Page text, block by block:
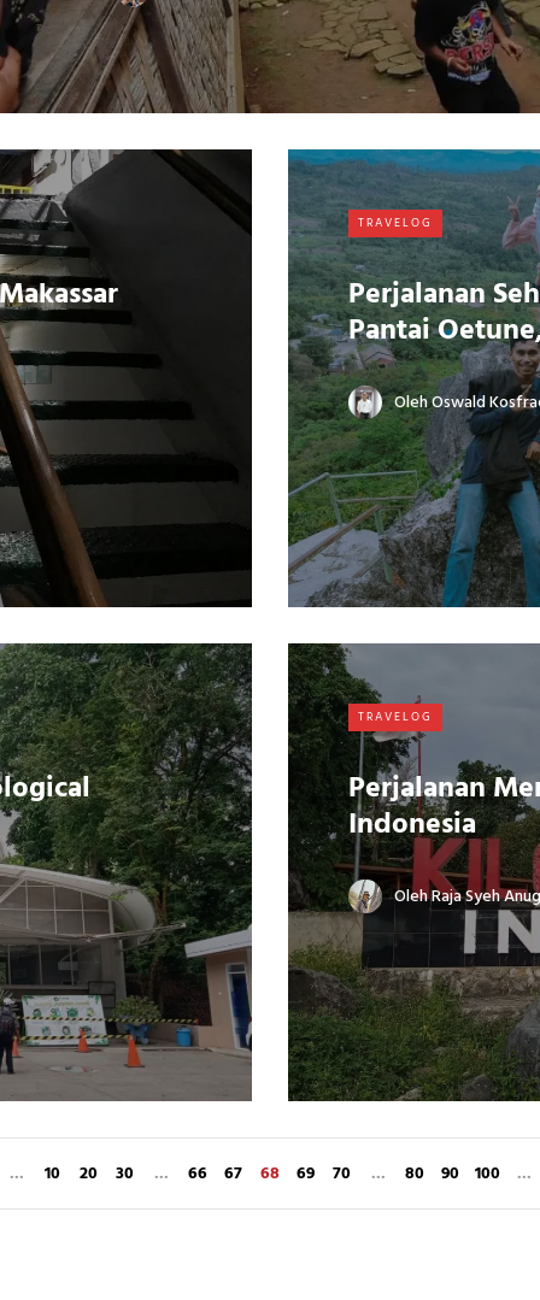
TRAVELOG
Perjalanan
Pantai
OlehOswald
TRAVELOG
Perjalanan
Indonesia
OlehRaja Syeh
... 10 20 30 ... 66 67 68 69 70 ... 80 90 100 ...